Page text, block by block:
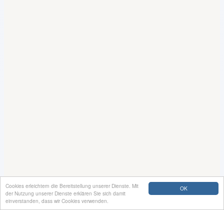
OK
Cookies erleichtern die Bereitstellung unserer Dienste. Mit
der Nutzung unserer Dienste erklären Sie sich damit
einverstanden, dass wir Cookies verwenden.